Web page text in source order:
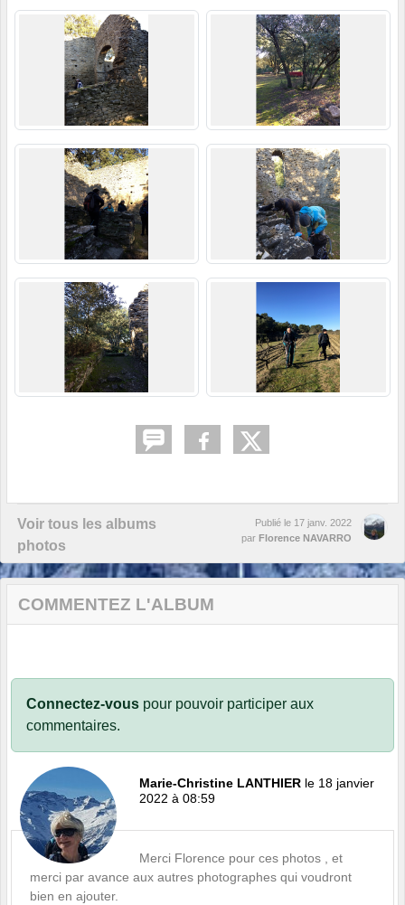
Voir tous les albums
photos
Publié le 17 janv. 2022
par Florence NAVARRO
COMMENTEZ L'ALBUM
Connectez-vous pour pouvoir participer aux
commentaires.
Marie-Christine LANTHIER le 18 janvier
2022 à 08:59
Merci Florence pour ces photos , et
merci par avance aux autres photographes qui voudront
bien en ajouter.